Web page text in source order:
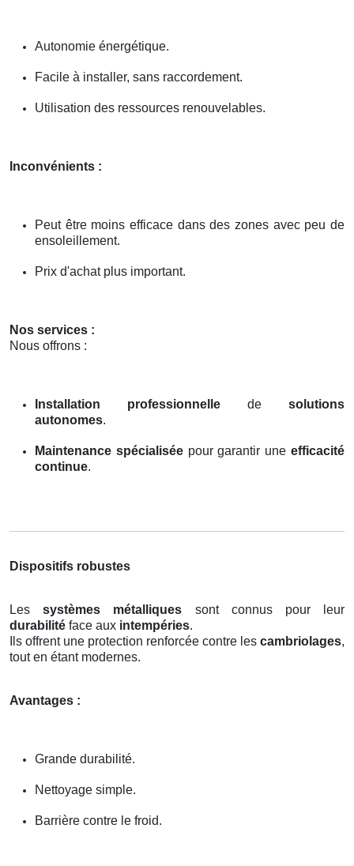
Autonomie énergétique.
Facile à installer, sans raccordement.
Utilisation des ressources renouvelables.
Inconvénients :
Peut être moins efficace dans des zones avec peu de
ensoleillement.
Prix d'achat plus important.
Nos services :
Nous offrons :
Installation professionnelle de solutions
autonomes.
Maintenance spécialiséepour garantir uneefficacité
continue.
Dispositifs robustes
Lessystèmes métalliques sont connus pour leur
durabilité face aux intempéries.
Ils offrent une protection renforcée contre les cambriolages,
tout en étant modernes.
Avantages :
Grande durabilité.
Nettoyage simple.
Barrière contre le froid.